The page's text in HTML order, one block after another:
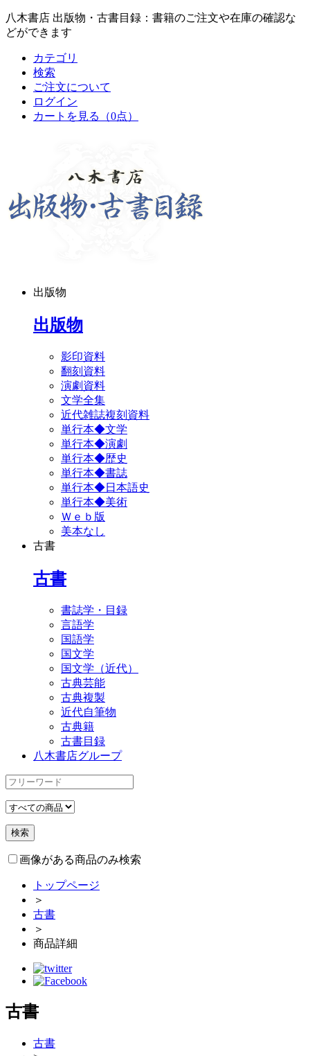
八木書店 出版物・古書目録：書籍のご注文や在庫の確認な
どができます
カテゴリ
検索
ご注文について
ログイン
カートを見る
（0点）
出版物
出版物
影印資料
翻刻資料
演劇資料
文学全集
近代雑誌複刻資料
単行本◆文学
単行本◆演劇
単行本◆歴史
単行本◆書誌
単行本◆日本語史
単行本◆美術
Ｗｅｂ版
美本なし
古書
古書
書誌学・目録
言語学
国語学
国文学
国文学（近代）
古典芸能
古典複製
近代自筆物
古典籍
古書目録
八木書店グループ
画像がある商品のみ検索
トップページ
＞
古書
＞
商品詳細
古書
古書